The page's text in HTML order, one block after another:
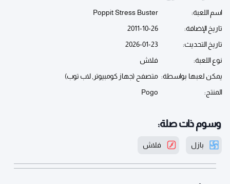
اسم اللعبة:
Poppit Stress Buster
تاريخ الإضافة:
2011-10-26
تاريخ التحديث:
2026-01-23
نوع اللعبة:
فلاش
يمكن لعبها بواسطة: متصفح (جهاز كومبيوتر, لاب توب)
المنتج:
Pogo
وسوم ذات صلة:
بازل فلاش